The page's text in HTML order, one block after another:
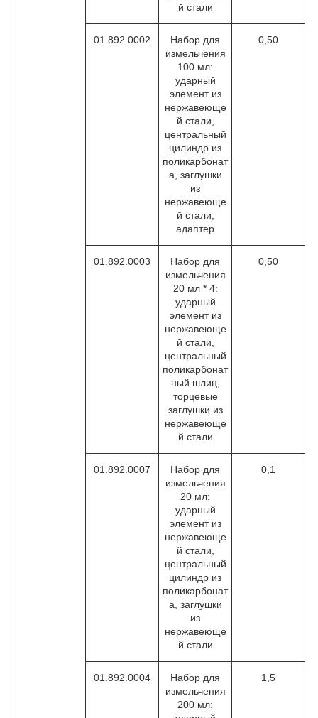
й стали
01.892.0002
Набор для
измельчения
100 мл:
ударный
элемент из
нержавеюще
й стали,
центральный
цилиндр из
поликарбонат
а, заглушки
из
нержавеюще
й стали,
адаптер
0,50
01.892.0003
Набор для
измельчения
20 мл * 4:
ударный
элемент из
нержавеюще
й стали,
центральный
поликарбонат
ный шлиц,
торцевые
заглушки из
нержавеюще
й стали
0,50
01.892.0007
Набор для
измельчения
20 мл:
ударный
элемент из
нержавеюще
й стали,
центральный
цилиндр из
поликарбонат
а, заглушки
из
нержавеюще
й стали
0,1
01.892.0004
Набор для
измельчения
200 мл:
1,5